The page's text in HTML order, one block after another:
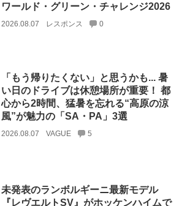
ワールド・グリーン・チャレンジ2026
2026.08.07 レスポンス 0
「もう帰りたくない」と思うかも... 暑
い日のドライブは休憩場所が重要！ 都
心から2時間、猛暑を忘れる“高原の涼
風”が魅力の「SA・PA」3選
2026.08.07 VAGUE 5
未発表のランボルギーニ最新モデル
『レヴエルトSV』がホッケンハイムで